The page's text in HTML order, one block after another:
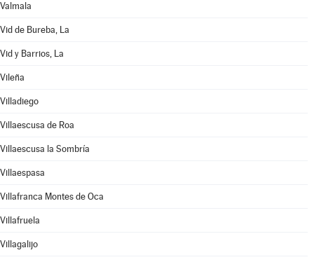
Valmala
Vid de Bureba, La
Vid y Barrios, La
Vileña
Villadiego
Villaescusa de Roa
Villaescusa la Sombría
Villaespasa
Villafranca Montes de Oca
Villafruela
Villagalijo